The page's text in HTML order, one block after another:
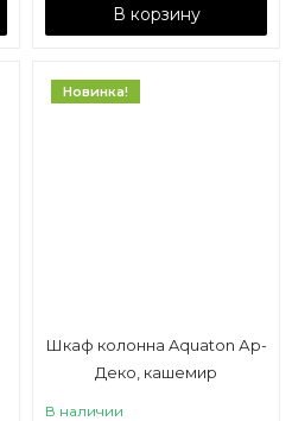
В корзину
Новинка!
Шкаф колонна Aquaton Ар-
Деко, кашемир
В наличии